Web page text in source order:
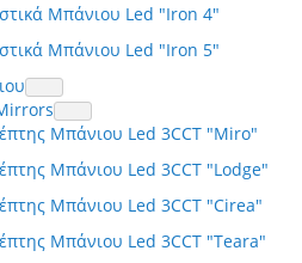
Μπάνιου Led "Iron 4"
Μπάνιου Led "Iron 5"
Μπάνιου Led 3CCT "Miro"
Μπάνιου Led 3CCT "Lodge"
Μπάνιου Led 3CCT "Cirea"
Μπάνιου Led 3CCT "Teara"